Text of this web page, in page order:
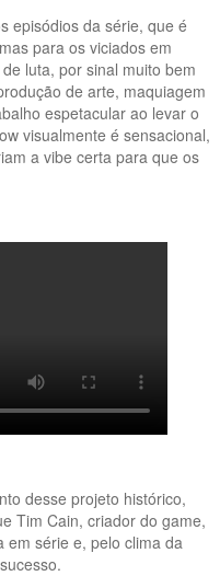
episódios da série, que é
para os viciados em
luta, por sinal muito bem
de arte, maquiagem
espetacular ao levar o
visualmente é sensacional,
a vibe certa para que os
desse projeto histórico,
Tim Cain, criador do game,
série e, pelo clima da